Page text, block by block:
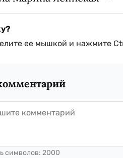
ее мышкой и нажмите
символов: 2000